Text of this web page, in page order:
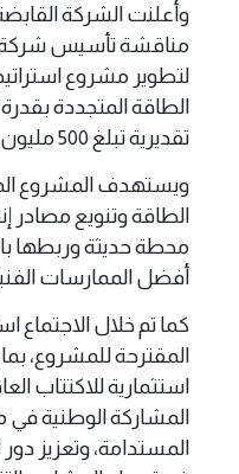
وأعلنت الشركة
لتطوير مشروع
تقديرية تبلغ 500 مليون دينار ليبي.
ويستهدف المشروع
الطاقة وتنويع مصادر
محطة حديثة وربطها
أفضل الممارسات
كما تم خلال الاجتماع
المقترحة للمشروع،
استثمارية للاكتتاب
المشاركة الوطنية في
المستدامة، وتعزيز